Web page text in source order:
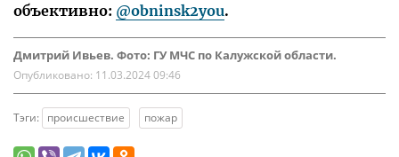
объективно: @obninsk2you.
Дмитрий Ивьев. Фото: ГУ МЧС по Калужской области.
Опубликовано: 11.03.2024 09:46
Тэги: происшествие пожар